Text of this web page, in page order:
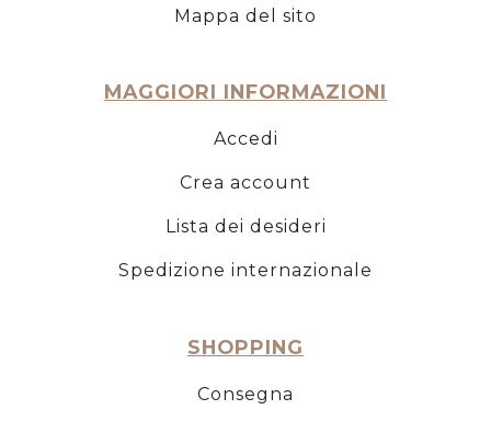
Mappa del sito
MAGGIORI INFORMAZIONI
Accedi
Crea account
Lista dei desideri
Spedizione internazionale
SHOPPING
Consegna